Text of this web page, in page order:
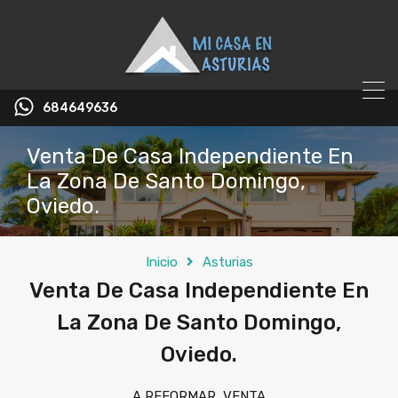
684649636
Venta De Casa Independiente En
La Zona De Santo Domingo,
Oviedo.
Inicio Asturias
Venta De Casa Independiente En
La Zona De Santo Domingo,
Oviedo.